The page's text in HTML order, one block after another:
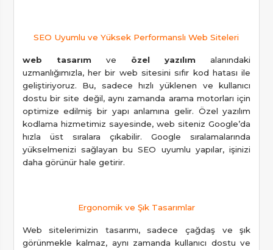
SEO Uyumlu ve Yüksek Performanslı Web Siteleri
web tasarımve özel yazılım alanındaki
uzmanlığımızla, her bir web sitesini sıfır kod hatası ile
geliştiriyoruz. Bu, sadece hızlı yüklenen ve kullanıcı
dostu bir site değil, aynı zamanda arama motorları için
optimize edilmiş bir yapı anlamına gelir. Özel yazılım
kodlama hizmetimiz sayesinde, web siteniz Google’da
hızla üst sıralara çıkabilir. Google sıralamalarında
yükselmenizi sağlayan bu SEO uyumlu yapılar, işinizi
daha görünür hale getirir.
Ergonomik ve Şık Tasarımlar
Web sitelerimizin tasarımı, sadece çağdaş ve şık
görünmekle kalmaz, aynı zamanda kullanıcı dostu ve